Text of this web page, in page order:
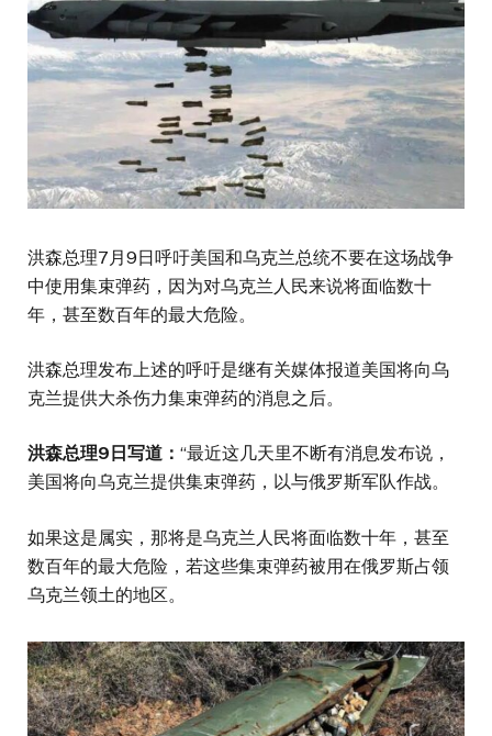
洪森总理7月9日呼吁美国和乌克兰总统不要在这场战争
中使用集束弹药，因为对乌克兰人民来说将面临数十
年，甚至数百年的最大危险。
洪森总理发布上述的呼吁是继有关媒体报道美国将向乌
克兰提供大杀伤力集束弹药的消息之后。
洪森总理9 日写道： “最近这几天里不断有消息发布说，
美国将向乌克兰提供集束弹药，以与俄罗斯军队作战。
如果这是属实，那将是乌克兰人民将面临数十年，甚至
数百年的最大危险，若这些集束弹药被用在俄罗斯占领
乌克兰领土的地区。